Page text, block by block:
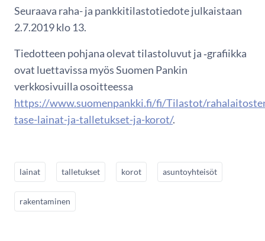
Seuraava raha- ja pankkitilastotiedote julkaistaan
2.7.2019 klo 13.
Tiedotteen pohjana olevat tilastoluvut ja ‑grafiikka
ovat luettavissa myös Suomen Pankin
verkkosivuilla osoitteessa
https://www.suomenpankki.fi/fi/Tilastot/
tase-lainat-ja-talletukset-ja-korot/.
lainat talletukset korot asuntoyhteisöt
rakentaminen